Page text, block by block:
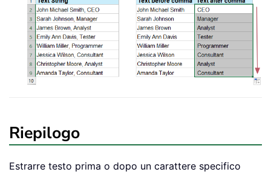
Riepilogo
Estrarre testo prima o dopo un carattere specifico